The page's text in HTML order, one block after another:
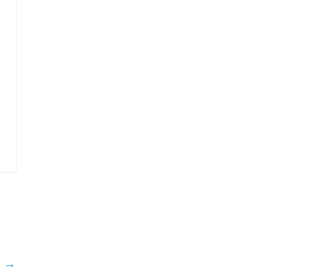
→